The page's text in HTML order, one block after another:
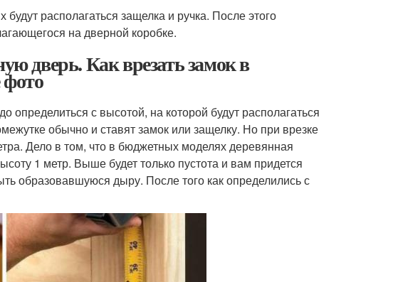
располагаться защелка и ручка. После этого
на дверной коробке.
дверь. Как врезать замок в
определиться с высотой, на которой будут располагаться
обычно и ставят замок или защелку. Но при врезке
Дело в том, что в бюджетных моделях деревянная
1 метр. Выше будет только пустота и вам придется
образовавшуюся дыру. После того как определились с